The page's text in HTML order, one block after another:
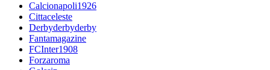
Calcionapoli1926
Cittaceleste
Derbyderbyderby
Fantamagazine
FCInter1908
Forzaroma